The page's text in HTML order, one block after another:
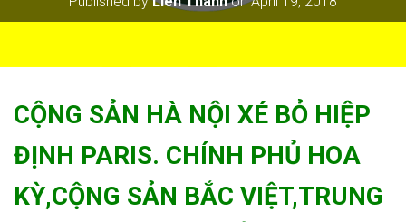
CỘNG SẢN HÀ NỘI XÉ BỎ HIỆP
ĐỊNH PARIS. CHÍNH PHỦ HOA
KỲ,CỘNG SẢN BẮC VIỆT,TRUNG